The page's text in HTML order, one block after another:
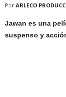
Por ARLECO
Jawan es una
suspenso y